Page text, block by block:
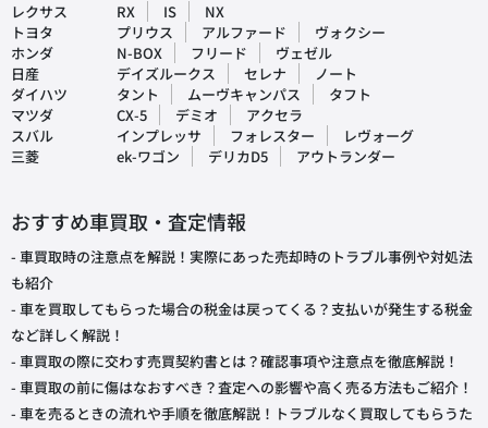
レクサス RX IS
NX
トヨタ
プリウス アルファード
ヴォクシー
ホンダ
N-BOX フリード
ヴェゼル
日産
デイズルークス セレナ
ノート
ダイハツ
タント ムーヴキャンパス
タフト
マツダ
CX-5 デミオ
アクセラ
スバル
インプレッサ フォレスター
レヴォーグ
三菱
ek-ワゴン デリカD5 アウトランダー
おすすめ車買取・査定情報
- 車買取時の注意点を解説！実際にあった売却時のトラブル事例や対処法
も紹介
- 車を買取してもらった場合の税金は戻ってくる？支払いが発生する税金
など詳しく解説！
- 車買取の際に交わす売買契約書とは？確認事項や注意点を徹底解説！
- 車買取の前に傷はなおすべき？査定への影響や高く売る方法もご紹介！
- 車を売るときの流れや手順を徹底解説！トラブルなく買取してもらうた